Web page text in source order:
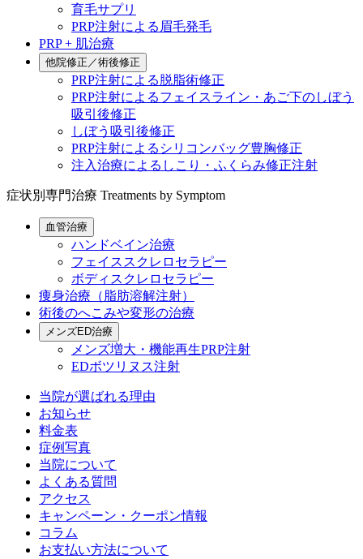
育毛サプリ
PRP注射による眉毛発毛
PRP + 肌治療
他院修正／術後修正
PRP注射による脱脂術修正
PRP注射によるフェイスライン・あご下のしぼう
吸引後修正
しぼう吸引後修正
PRP注射によるシリコンバッグ豊胸修正
注入治療によるしこり・ふくらみ修正注射
症状別専門治療 Treatments by Symptom
血管治療
ハンドベイン治療
フェイススクレロセラピー
ボディスクレロセラピー
痩身治療（脂肪溶解注射）
術後のへこみや変形の治療
メンズED治療
メンズ増大・機能再生PRP注射
EDボツリヌス注射
当院が選ばれる理由
お知らせ
料金表
症例写真
当院について
よくある質問
アクセス
キャンペーン・クーポン情報
コラム
お支払い方法について